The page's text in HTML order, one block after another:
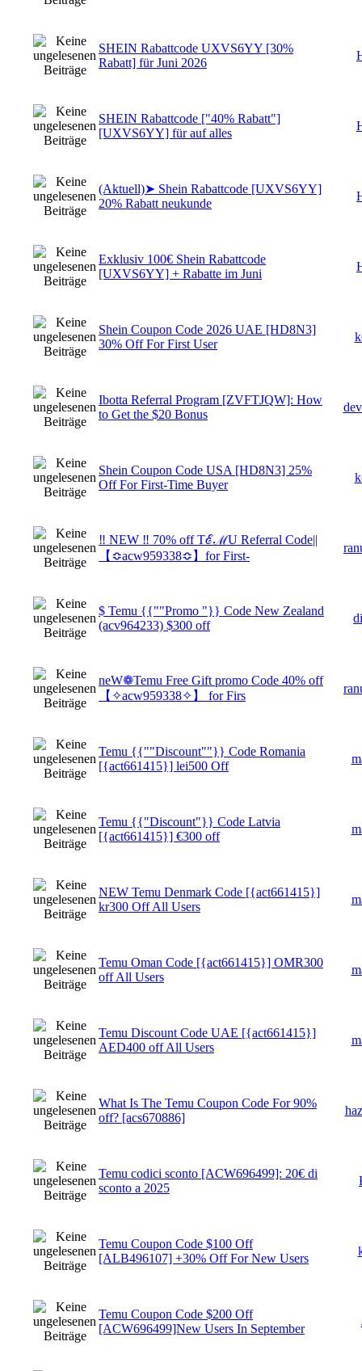
SHEIN Rabattcode UXVS6YY [30%
Rabatt] für Juni 2026
SHEIN Rabattcode ["40% Rabatt"]
[UXVS6YY] für auf alles
(Aktuell)➤ Shein Rabattcode [UXVS6YY]
20% Rabatt neukunde
Exklusiv 100€ Shein Rabattcode
[UXVS6YY] + Rabatte im Juni
Shein Coupon Code 2026 UAE [HD8N3]
30% Off For First User
Ibotta Referral Program [ZVFTJQW]: How
to Get the $20 Bonus
Shein Coupon Code USA [HD8N3] 25%
Off For First-Time Buyer
‼ NEW ‼ 70% off TℰℳU Referral Code||
【≎acw959338≎】for First-
$ Temu {{""Promo "}} Code New Zealand
(acv964233) $300 off
neW❁Temu Free Gift promo Code 40% off
【✧acw959338✧】 for Firs
Temu {{""Discount""}} Code Romania
[{act661415}] lei500 Off
Temu {{"Discount"}} Code Latvia
[{act661415}] €300 off
NEW Temu Denmark Code [{act661415}]
kr300 Off All Users
Temu Oman Code [{act661415}] OMR300
off All Users
Temu Discount Code UAE [{act661415}]
AED400 off All Users
What Is The Temu Coupon Code For 90%
off? [acs670886]
Temu codici sconto [ACW696499]: 20€ di
sconto a 2025
Temu Coupon Code $100 Off
[ALB496107] +30% Off For New Users
Temu Coupon Code $200 Off
[ACW696499]New Users In September